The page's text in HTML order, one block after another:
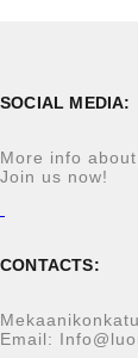
SOCIAL MEDIA:
More info
Join us now!
CONTACTS:
Email: